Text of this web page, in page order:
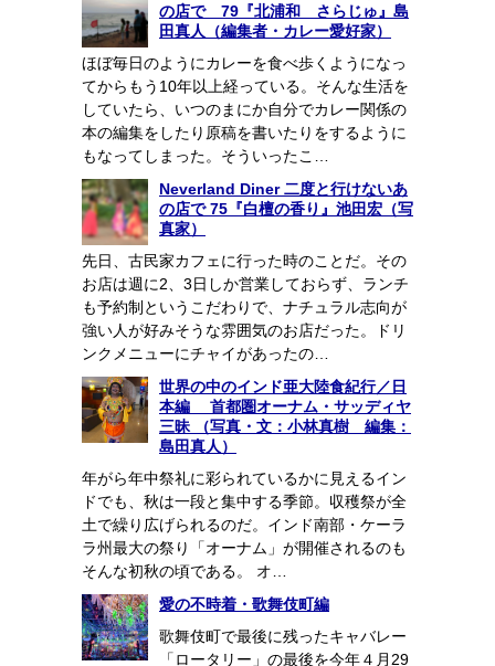
の店で 79『北浦和 さらじゅ』島
田真人（編集者・カレー愛好家）
ほぼ毎日のようにカレーを食べ歩くようになっ
てからもう10年以上経っている。そんな生活を
していたら、いつのまにか自分でカレー関係の
本の編集をしたり原稿を書いたりをするように
もなってしまった。そういったこ…
Neverland Diner 二度と行けないあ
の店で 75『白檀の香り』池田宏（写
真家）
先日、古民家カフェに行った時のことだ。その
お店は週に2、3日しか営業しておらず、ランチ
も予約制というこだわりで、ナチュラル志向が
強い人が好みそうな雰囲気のお店だった。ドリ
ンクメニューにチャイがあったの…
世界の中のインド亜大陸食紀行／日
本編 首都圏オーナム・サッディヤ
三昧 （写真・文：小林真樹 編集：
島田真人）
年がら年中祭礼に彩られているかに見えるイン
ドでも、秋は一段と集中する季節。収穫祭が全
土で繰り広げられるのだ。インド南部・ケーラ
ラ州最大の祭り「オーナム」が開催されるのも
そんな初秋の頃である。 オ…
愛の不時着・歌舞伎町編
歌舞伎町で最後に残ったキャバレー
「ロータリー」の最後を今年４月29